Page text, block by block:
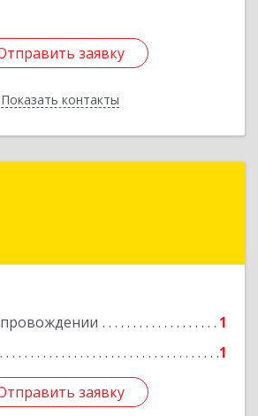
заявку
Показать контакты
заявку
Назад
1
1
заявку
край, Новоалтайск г,
заявку